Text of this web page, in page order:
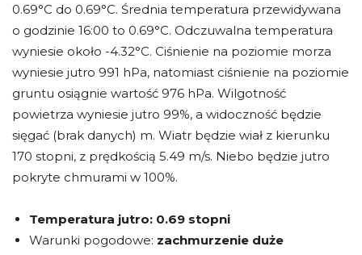
0.69°C do 0.69°C. Średnia temperatura przewidywana
o godzinie 16:00 to 0.69°C. Odczuwalna temperatura
wyniesie około -4.32°C. Ciśnienie na poziomie morza
wyniesie jutro 991 hPa, natomiast ciśnienie na poziomie
gruntu osiągnie wartość 976 hPa. Wilgotność
powietrza wyniesie jutro 99%, a widoczność będzie
sięgać (brak danych) m. Wiatr będzie wiał z kierunku
170 stopni, z prędkością 5.49 m/s. Niebo będzie jutro
pokryte chmurami w 100%.
Temperatura jutro: 0.69 stopni
Warunki pogodowe: zachmurzenie duże